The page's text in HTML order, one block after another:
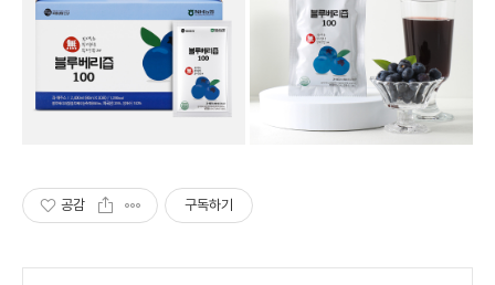
공감 구독하기